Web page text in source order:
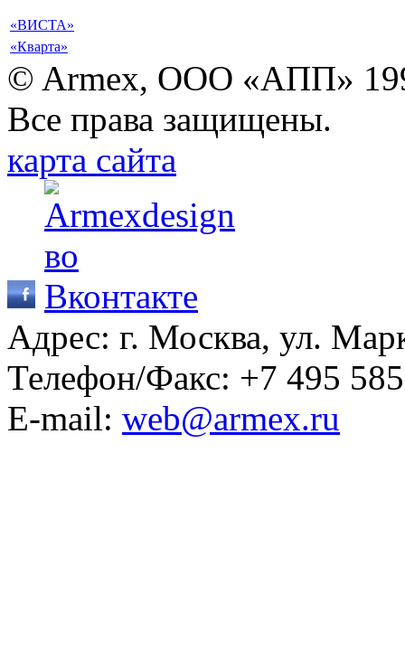
«ВИСТА»
«Кварта»
© Armex, ООО «АПП»
Все права защищены.
карта сайта
Адрес: г. Москва, ул.
Телефон/Факс: +7 495
E-mail: web@armex.ru